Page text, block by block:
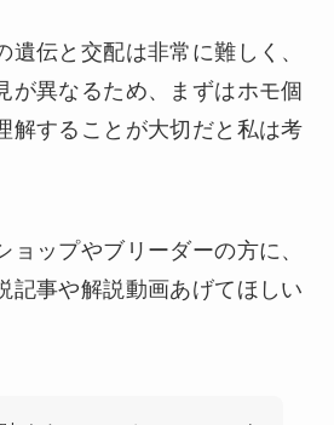
遺伝と交配は非常に難しく、
が異なるため、まずはホモ個
解することが大切だと私は考
ップやブリーダーの方に、
記事や解説動画あげてほしい